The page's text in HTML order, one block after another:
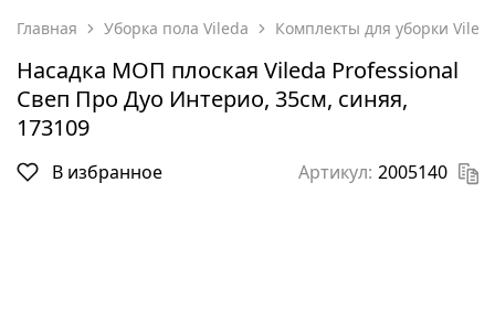
Главная Уборка пола Vileda Комплекты для уборки
Насадка МОП плоская Vileda Professional
Свеп Про Дуо Интерио, 35см, синяя,
173109
В избранное Артикул: 2005140